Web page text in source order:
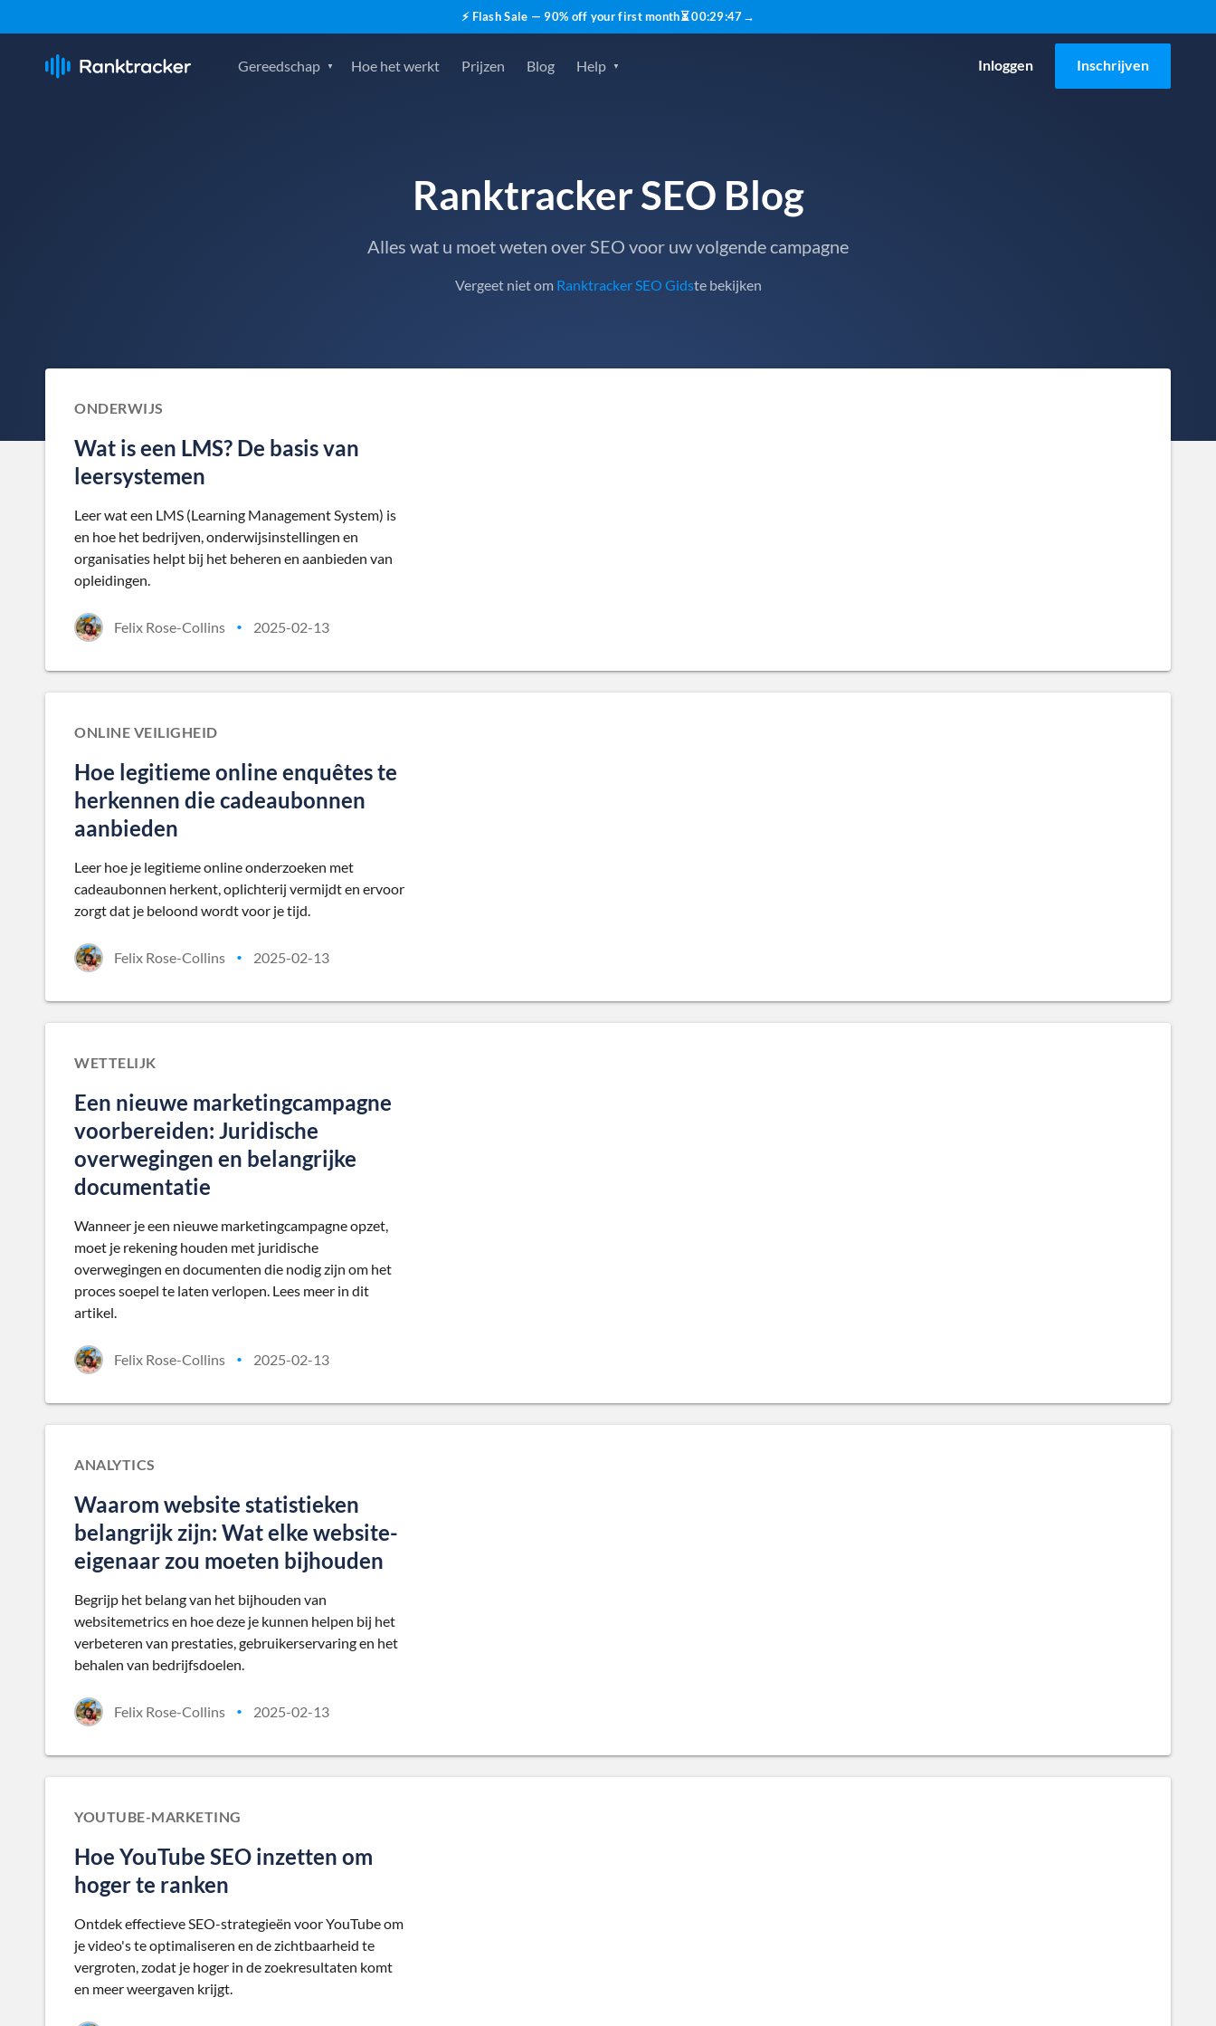
⚡ Flash Sale — 90% off your first month⏳00:29:46→
Gereedschap Hoe het werkt Prijzen Blog Help Inloggen Inschrijven
Ranktracker SEO Blog
Alles wat u moet weten over SEO voor uw volgende campagne
Vergeet niet om Ranktracker SEO Gidste bekijken
ONDERWIJS
Wat is een LMS? De basis van
leersystemen
Leer wat een LMS (Learning Management System) is
en hoe het bedrijven, onderwijsinstellingen en
organisaties helpt bij het beheren en aanbieden van
opleidingen.
Felix Rose-Collins • 2025-02-13
ONLINE VEILIGHEID
Hoe legitieme online enquêtes te
herkennen die cadeaubonnen
aanbieden
Leer hoe je legitieme online onderzoeken met
cadeaubonnen herkent, oplichterij vermijdt en ervoor
zorgt dat je beloond wordt voor je tijd.
Felix Rose-Collins • 2025-02-13
WETTELIJK
Een nieuwe marketingcampagne
voorbereiden: Juridische
overwegingen en belangrijke
documentatie
Wanneer je een nieuwe marketingcampagne opzet,
moet je rekening houden met juridische
overwegingen en documenten die nodig zijn om het
proces soepel te laten verlopen. Lees meer in dit
artikel.
Felix Rose-Collins • 2025-02-13
ANALYTICS
Waarom website statistieken
belangrijk zijn: Wat elke website-
eigenaar zou moeten bijhouden
Begrijp het belang van het bijhouden van
websitemetrics en hoe deze je kunnen helpen bij het
verbeteren van prestaties, gebruikerservaring en het
behalen van bedrijfsdoelen.
Felix Rose-Collins • 2025-02-13
YOUTUBE-MARKETING
Hoe YouTube SEO inzetten om
hoger te ranken
Ontdek effectieve SEO-strategieën voor YouTube om
je video's te optimaliseren en de zichtbaarheid te
vergroten, zodat je hoger in de zoekresultaten komt
en meer weergaven krijgt.